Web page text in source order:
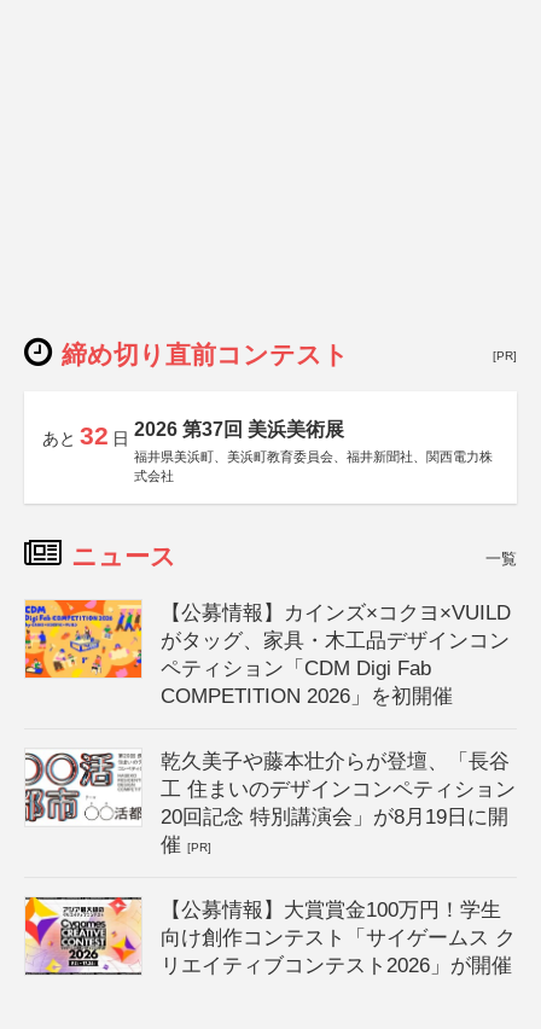
締め切り直前コンテスト [PR]
あと 32 日 2026 第37回 美浜美術展
福井県美浜町、美浜町教育委員会、福井新聞社、関西電力株
式会社
ニュース 一覧
【公募情報】カインズ×コクヨ×VUILD
がタッグ、家具・木工品デザインコン
ペティション「CDM Digi Fab
COMPETITION 2026」を初開催
乾久美子や藤本壮介らが登壇、「長谷
工 住まいのデザインコンペティション
20回記念 特別講演会」が8月19日に開
催[PR]
【公募情報】大賞賞金100万円！学生
向け創作コンテスト「サイゲームス ク
リエイティブコンテスト2026」が開催